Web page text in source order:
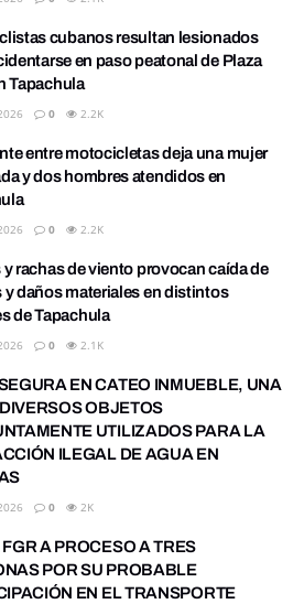
cubanos resultan lesionados
en paso peatonal de Plaza
Tapachula
0 2.2K
entre motocicletas deja una mujer
y dos hombres atendidos en
0 2.2K
rachas de viento provocan caída de
y daños materiales en distintos
de Tapachula
0 2.1K
EN CATEO INMUEBLE, UNA
DIVERSOS OBJETOS
UTILIZADOS PARA LA
ILEGAL DE AGUA EN
0 2K
A PROCESO A TRES
POR SU PROBABLE
EN EL TRANSPORTE